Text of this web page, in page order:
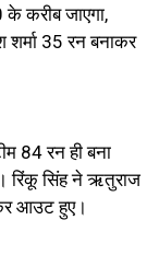
करीब जाएगा,
35 रन बनाकर
84 रन ही बना
रिंकू सिंह ने ऋतुराज
आउट हुए।